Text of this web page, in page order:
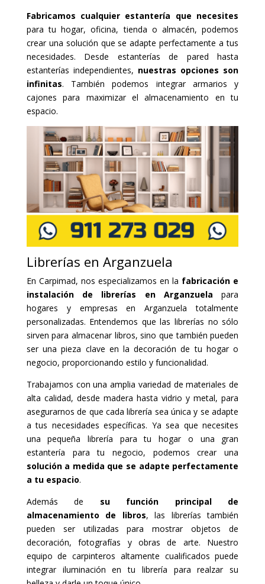
Fabricamos cualquier estantería que necesites
para tu hogar, oficina, tienda o almacén, podemos
crear una solución que se adapte perfectamente a tus
necesidades. Desde estanterías de pared hasta
estanterías independientes, nuestras opciones son
infinitas. También podemos integrar armarios y
cajones para maximizar el almacenamiento en tu
espacio.
Librerías en Arganzuela
En Carpimad, nos especializamos en la fabricación e
instalación de librerías en Arganzuelapara
hogares y empresas en Arganzuela totalmente
personalizadas. Entendemos que las librerías no sólo
sirven para almacenar libros, sino que también pueden
ser una pieza clave en la decoración de tu hogar o
negocio, proporcionando estilo y funcionalidad.
Trabajamos con una amplia variedad de materiales de
alta calidad, desde madera hasta vidrio y metal, para
asegurarnos de que cada librería sea única y se adapte
a tus necesidades específicas. Ya sea que necesites
una pequeña librería para tu hogar o una gran
estantería para tu negocio, podemos crear una
solución a medida que se adapte perfectamente
a tu espacio.
Además de su función principal de
almacenamiento de libros, las librerías también
pueden ser utilizadas para mostrar objetos de
decoración, fotografías y obras de arte. Nuestro
equipo de carpinteros altamente cualificados puede
integrar iluminación en tu librería para realzar su